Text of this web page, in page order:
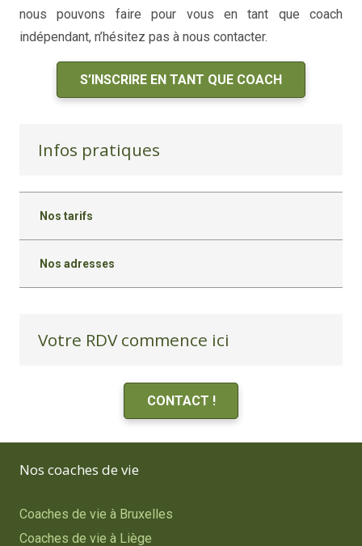
nous pouvons faire pour vous en tant que coach
indépendant, n’hésitez pas à nous contacter.
S’INSCRIRE EN TANT QUE COACH
Infos pratiques
Nos tarifs
Nos adresses
Votre RDV commence ici
CONTACT !
Nos coaches de vie
Coaches de vie à Bruxelles
Coaches de vie à Liège